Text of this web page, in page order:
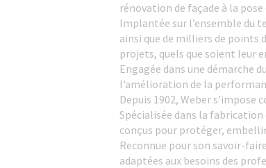
rénovation de façade à la
Implantée sur l’ensemble du
ainsi que de milliers de points
projets, quels que soient leur
Engagée dans une démarche
l’amélioration de la
Depuis 1902, Weber
Spécialisée dans la
conçus pour protéger,
Reconnue pour son savoir-
adaptées aux besoins des